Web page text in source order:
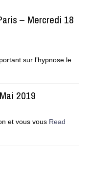
– Mercredi 18
sur l’hypnose le
2019
et vous vous Read